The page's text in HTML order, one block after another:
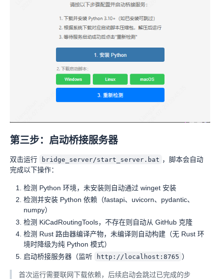
第三步：启动桥接服务器
双击运行 bridge_server/start_server.bat ，脚本会自动
完成以下操作：
检测 Python 环境，未安装则自动通过 winget 安装
检测并安装 Python 依赖（fastapi、uvicorn、pydantic、
numpy）
检测 KiCadRoutingTools，不存在则自动从 GitHub 克隆
检测 Rust 路由器编译产物，未编译则自动构建（无 Rust 环
境时降级为纯 Python 模式）
启动桥接服务器（监听
http://localhost:8765 ）
首次运行需要联网下载依赖，后续启动会跳过已完成的步